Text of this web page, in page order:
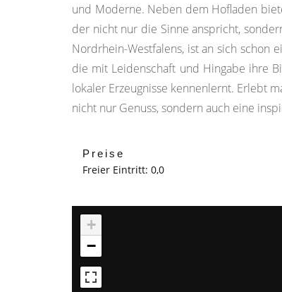
und Moderne. Neben dem Hofladen
der nicht nur die Sinne anspricht,
Nordrhein-Westfalens, ist an sich schon
die mit Leidenschaft und Hingabe ihre
lokaler Erzeugnisse kennenlernt. Erlebt
nicht nur Genuss, sondern auch eine
Preise
Freier Eintritt: 0,0
+
−